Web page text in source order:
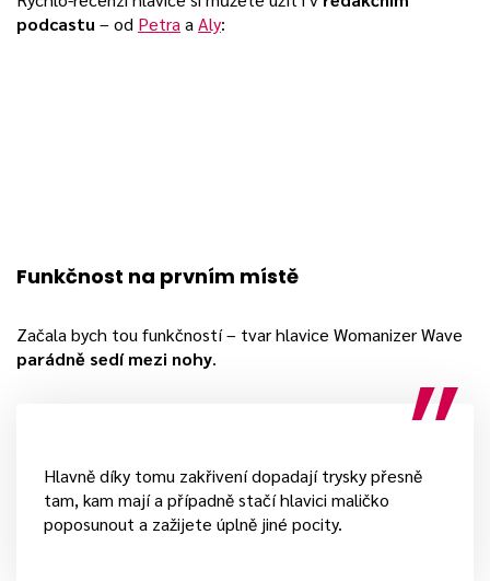
podcastu – od Petra a Aly:
Funkčnost na prvním místě
Začala bych tou funkčností – tvar hlavice Womanizer Wave
parádně sedí mezi nohy.
Hlavně díky tomu zakřivení dopadají trysky přesně
tam, kam mají a případně stačí hlavici maličko
poposunout a zažijete úplně jiné pocity.